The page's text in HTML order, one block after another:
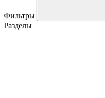
Фильтры
Разделы